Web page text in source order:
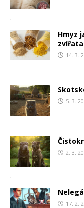
Hmyz
zvířata
14. 3.
5. 3.
2. 3.
17. 2.